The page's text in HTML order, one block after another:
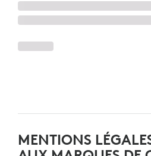
MENTIONS